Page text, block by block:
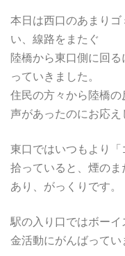
本日は西口のあまり
い、線路をまたぐ
陸橋から東口側に回
っていきました。
住民の方々から陸橋
声があったのにお応え
東口ではいつもより
拾っていると、煙の
あり、がっくりです。
駅の入り口ではボー
金活動にがんばってい